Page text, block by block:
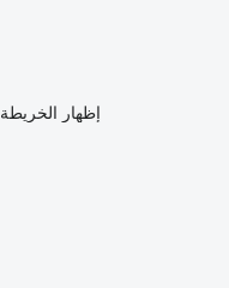
إظهار الخريطة